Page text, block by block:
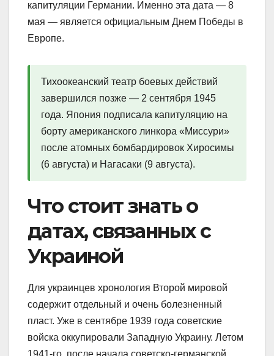
капитуляции Германии. Именно эта дата — 8
мая — является официальным Днем Победы в
Европе.
Тихоокеанский театр боевых действий
завершился позже — 2 сентября 1945
года. Япония подписала капитуляцию на
борту американского линкора «Миссури»
после атомных бомбардировок Хиросимы
(6 августа) и Нагасаки (9 августа).
Что стоит знать о
датах, связанных с
Украиной
Для украинцев хронология Второй мировой
содержит отдельный и очень болезненный
пласт. Уже в сентябре 1939 года советские
войска оккупировали Западную Украину. Летом
1941-го, после начала советско-германской